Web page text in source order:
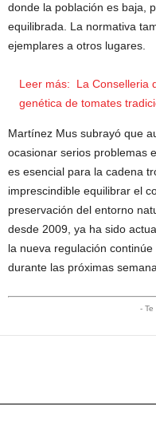
donde la población es baja,
equilibrada. La normativa
ejemplares a otros lugares.
Leer más:
La Conselleria
genética de tomates
Martínez Mus subrayó que
ocasionar serios problemas
es esencial para la cadena
imprescindible equilibrar el
preservación del entorno
desde 2009, ya ha sido
la nueva regulación
durante las próximas
- Te